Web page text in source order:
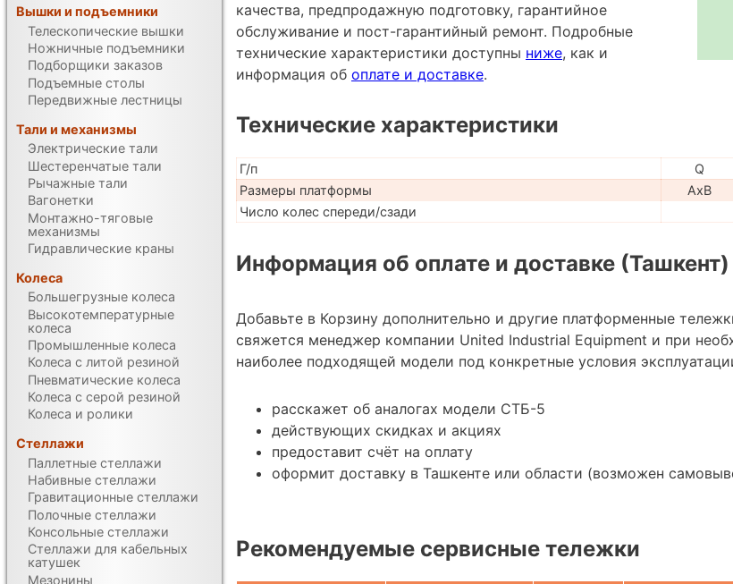
качества, предпродажную подготовку, гарантийное
обслуживание и пост-гарантийный ремонт. Подробные
технические характеристики доступны ниже, как и
информация об оплате и доставке.
Технические характеристики
Г/п Q
Размеры платформы
AxB
Число колес спереди/сзади
Информация об оплате и доставке (Ташкент)
Добавьте в Корзину дополнительно и другие платформенные
свяжется менеджер компании United Industrial Equipment и при
наиболее подходящей модели под конкретные условия
расскажет об аналогах модели СТБ-5
действующих скидках и акциях
предоставит счёт на оплату
оформит доставку в Ташкенте или области (возможен
Рекомендуемые сервисные тележки
Вышки и подъемники
Телескопические вышки
Ножничные подъемники
Подборщики заказов
Подъемные столы
Передвижные лестницы
Тали и механизмы
Электрические тали
Шестеренчатые тали
Рычажные тали
Вагонетки
Монтажно-тяговые
механизмы
Гидравлические краны
Колеса
Большегрузные колеса
Высокотемпературные
колеса
Промышленные колеса
Колеса с литой резиной
Пневматические колеса
Колеса с серой резиной
Колеса и ролики
Стеллажи
Паллетные стеллажи
Набивные стеллажи
Гравитационные стеллажи
Полочные стеллажи
Консольные стеллажи
Стеллажи для кабельных
катушек
Мезонины